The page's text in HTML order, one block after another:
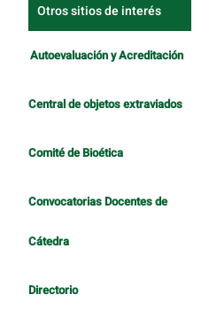
Otros sitios de interés
Autoevaluación y Acreditación
Central de objetos extraviados
Comité de Bioética
Convocatorias Docentes de
Cátedra
Directorio